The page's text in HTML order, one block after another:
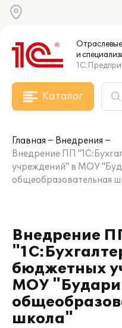
Отраслевые
и
Каталог
Главная
Внедрения
Внедрение ПП
учреждений" в МОУ
общеобразовательная
Внедрение
бюджетных
МОУ
школа"